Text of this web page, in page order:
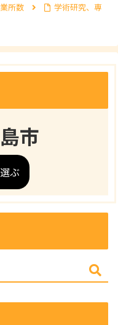
所数
学術研究、専
市
ぶ